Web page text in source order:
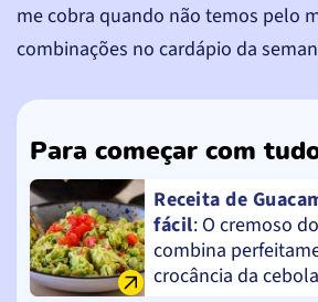
me cobra quando não temos pelo
combinações no cardápio da
Para começar com
Receita de
fácil: O cremoso
combina
crocância da